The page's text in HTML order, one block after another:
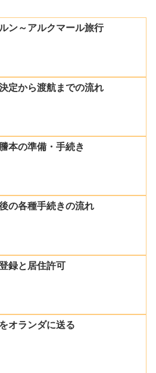
ン～アルクマール旅行
定から渡航までの流れ
本の準備・手続き
の各種手続きの流れ
録と居住許可
オランダに送る